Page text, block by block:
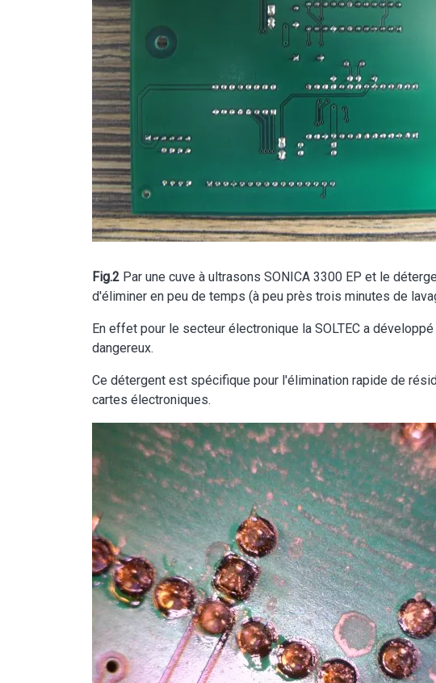
Fig.2 Par une cuve à ultrasons SONICA 3300 EP et le
d'éliminer en peu de temps (à peu près trois minutes de
En effet pour le secteur électronique la SOLTEC a
dangereux.
Ce détergent est spécifique pour l'élimination rapide de
cartes électroniques.